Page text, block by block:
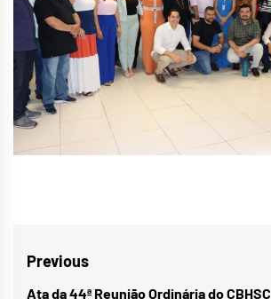
Navegação
Previous
Ata da 44ª Reunião Ordinária do CBHSC